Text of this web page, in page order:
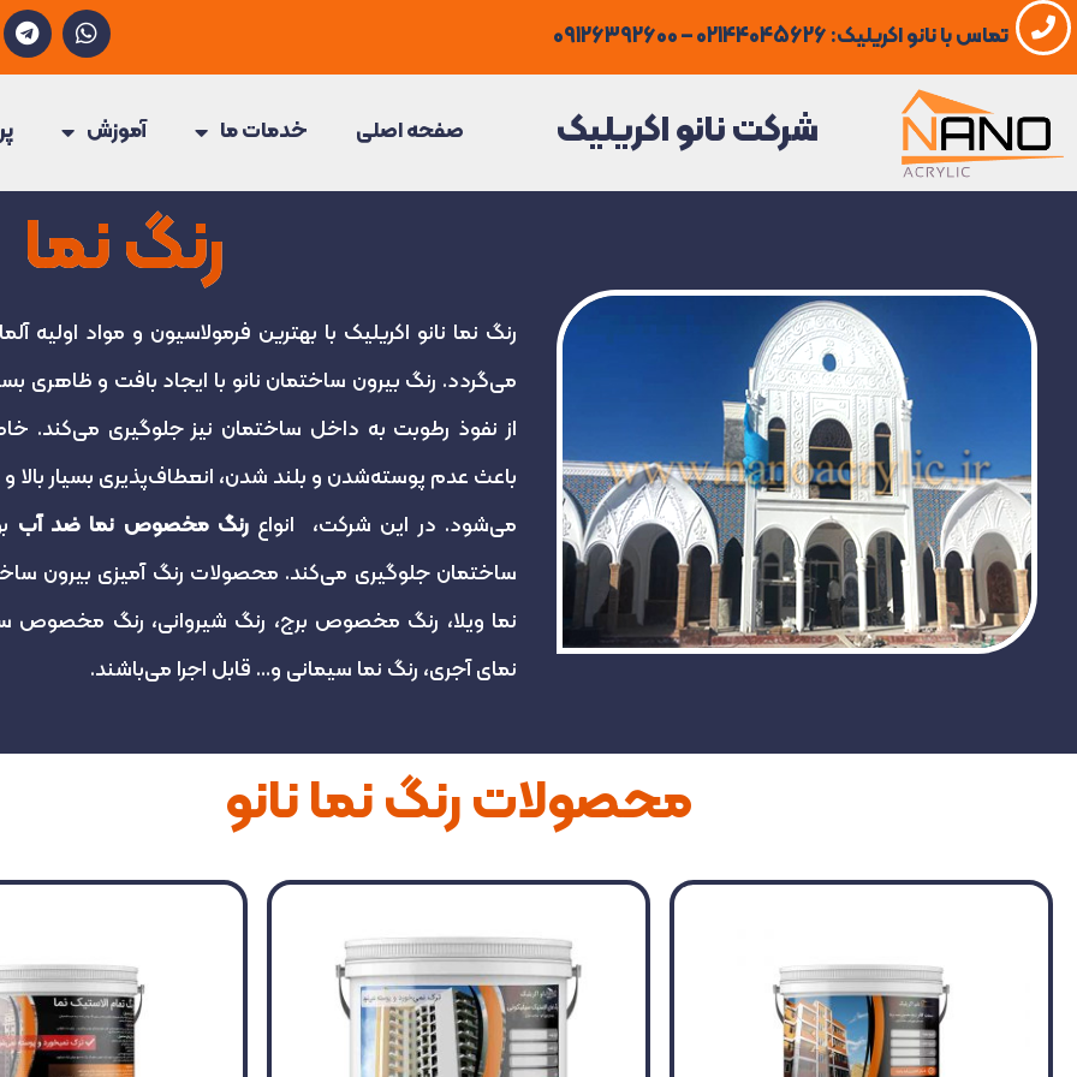
رفتن
به
محتوا
تماس با نانو اکریلیک: 02144045626 – 09126392600 W
h
a
a
p
T
e
l
m
شرکت نانو اکریلیک صفحه اصلی خدمات ما آموزش
رنگ نما
رنگ نما نانو اکریلیک با بهترین فرمولاسیون و مواد اولیه
می‌گردد. رنگ بیرون ساختمان نانو با ایجاد بافت و ظاهری
از نفوذ رطوبت به داخل ساختمان نیز جلوگیری می‌کند.
باعث عدم پوسته‌شدن و بلند شدن، انعطاف‌پذیری بسیار
می‌شود. در این شرکت، انواعرنگ مخصوص نما ضد آب
ساختمان جلوگیری می‌کند. محصولات رنگ آمیزی بیرون
نما ویلا، رنگ مخصوص برج، رنگ شیروانی، رنگ مخصوص
نمای آجری، رنگ نما سیمانی و… قابل اجرا می‌باشند.
محصولات رنگ نما نانو